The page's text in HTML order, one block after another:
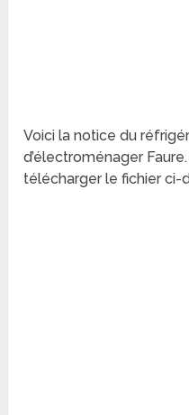
Voici la notice du
d’électroménager
télécharger le fichier ci-